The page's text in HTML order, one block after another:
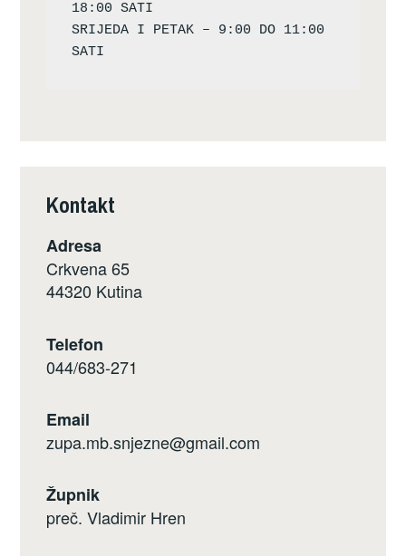
18:00 SATI
SRIJEDA I PETAK – 9:00 DO 11:00
Kontakt
Adresa
Crkvena 65
44320 Kutina
Telefon
044/683-271
Email
zupa.mb.snjezne@gmail.com
Župnik
preč. Vladimir Hren